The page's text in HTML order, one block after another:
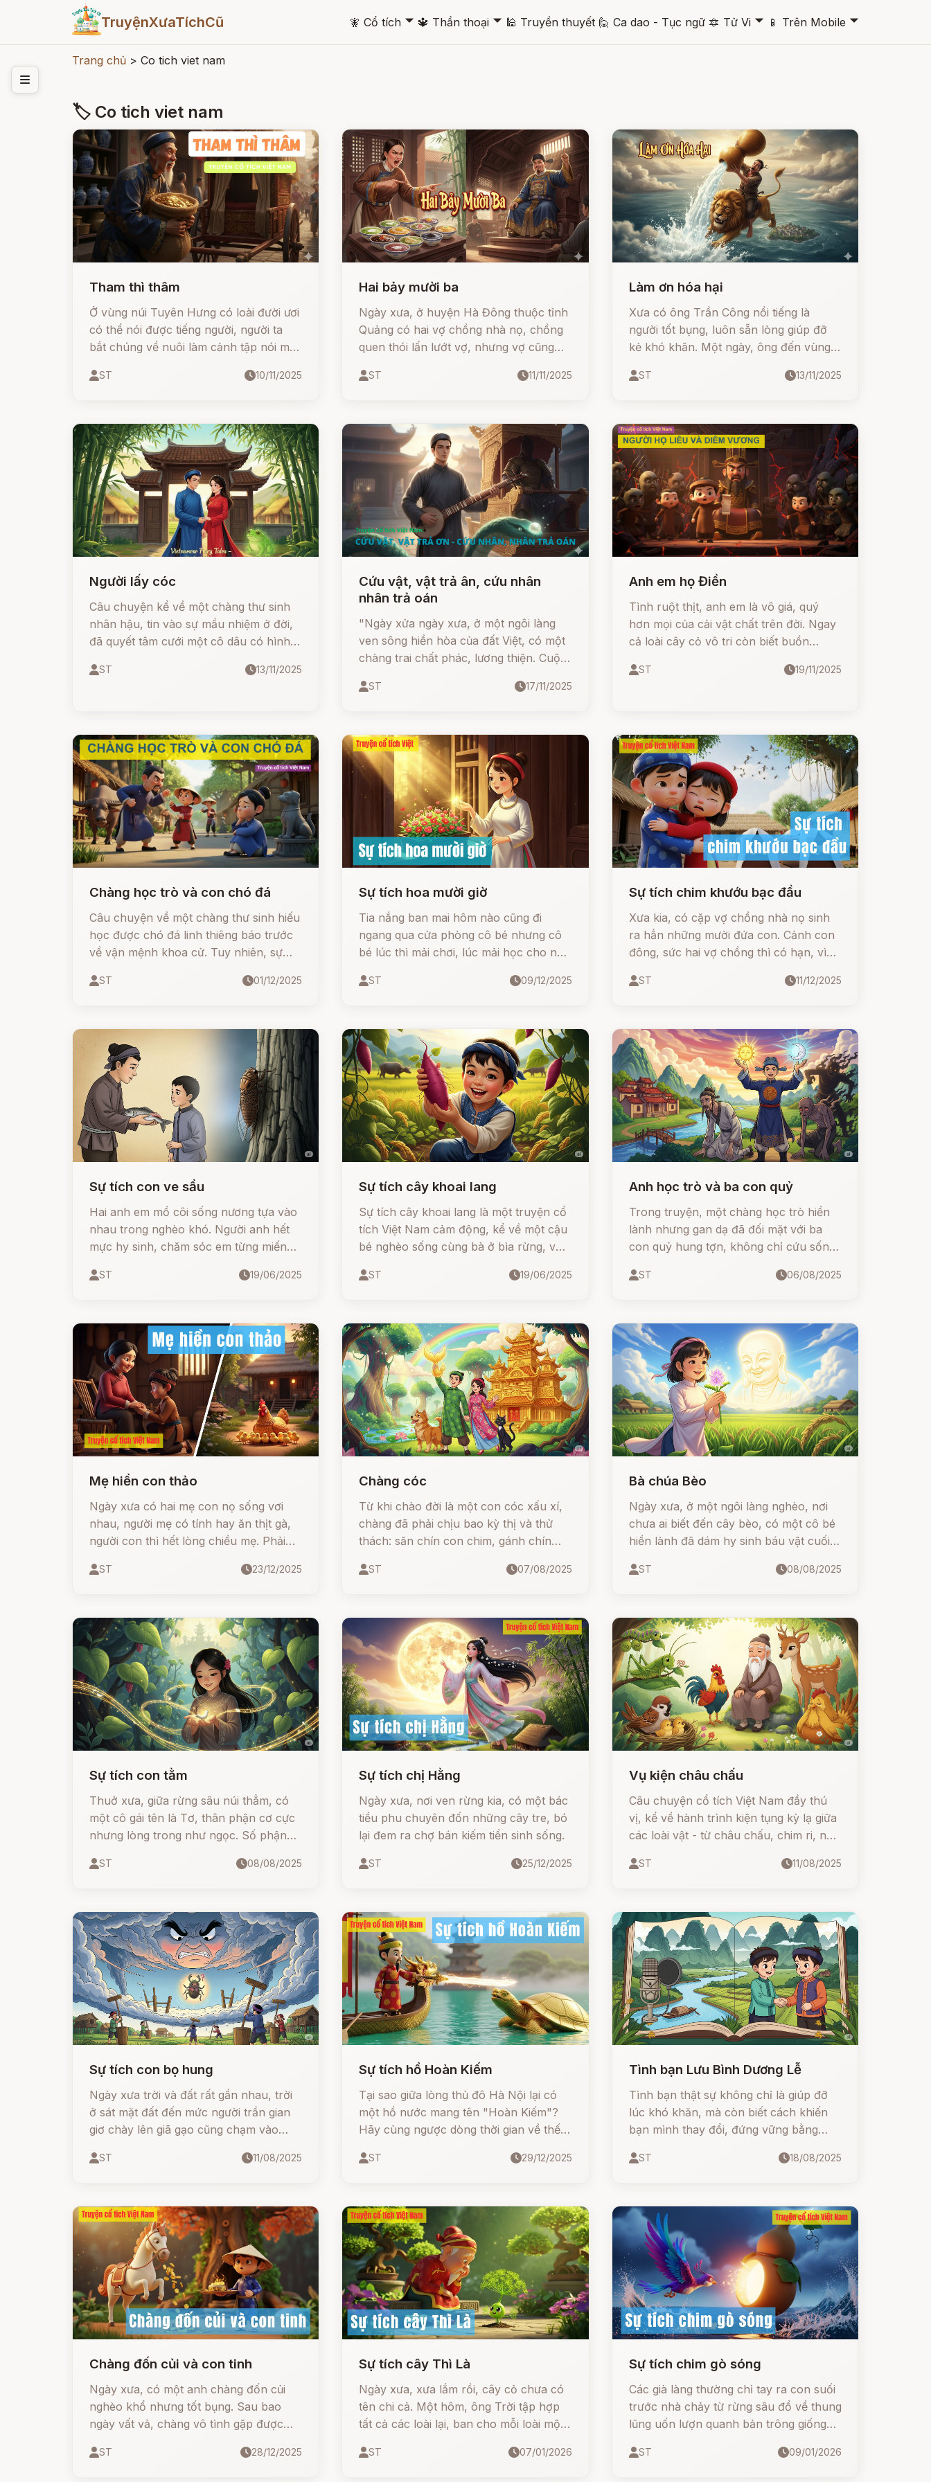
TruyệnXưaTíchCũ 🧚 Cổ tích 🞃 🔱 Thần thoại 🞃 🕌 Truyền thuyết 🙋 Ca dao - Tục ngữ 🔯 Tử Vi 🞃 📱 Trên Mobile 🞃
Trang chủ > Co tich viet nam
🏷 Co tich viet nam
Tham thì thâm
Ở vùng núi Tuyên Hưng có loài đười ươi
có thể nói được tiếng người, người ta
bắt chúng về nuôi làm cảnh tập nói một
ST 10/11/2025
Hai bảy mười ba
Ngày xưa, ở huyện Hà Đông thuộc tỉnh
Quảng có hai vợ chồng nhà nọ, chồng
quen thói lấn lướt vợ, nhưng vợ cũng
ST 11/11/2025
Làm ơn hóa hại
Xưa có ông Trần Công nổi tiếng là
người tốt bụng, luôn sẵn lòng giúp đỡ
kẻ khó khăn. Một ngày, ông đến vùng
nứt nẻ, người dân lầm than. Thương xót
ST 13/11/2025
Người lấy cóc
Câu chuyện kể về một chàng thư sinh
nhân hậu, tin vào sự mầu nhiệm ở đời,
đã quyết tâm cưới một cô dâu có hình
chấp sự chế giễu của người đời và sự
có mỉm cười với người kiên định và có
tấm lòng vàng?
ST 13/11/2025
Cứu vật, vật trả ân, cứu nhân
nhân trả oán
"Ngày xửa ngày xưa, ở một ngôi làng
ven sông hiền hòa của đất Việt, có một
chàng trai chất phác, lương thiện. Cuộc
anh lại rộng mở. Chính tấm lòng ấy đã
đạo lý ở đời: Cứu Vật Vật Trả Ân, Cứu
Nhân Nhân Trả Oán.
ST 17/11/2025
Anh em họ Điền
Tình ruột thịt, anh em là vô giá, quý
hơn mọi của cải vật chất trên đời. Ngay
cả loài cây cỏ vô tri còn biết buồn
con người càng phải biết trân trọng và
ST 19/11/2025
Chàng học trò và con chó đá
Câu chuyện về một chàng thư sinh hiếu
học được chó đá linh thiêng báo trước
về vận mệnh khoa cử. Tuy nhiên, sự
may tiêu tan. Liệu chàng trai có thể lấy
ST 01/12/2025
Sự tích hoa mười giờ
Tia nắng ban mai hôm nào cũng đi
ngang qua cửa phòng cô bé nhưng cô
bé lúc thì mải chơi, lúc mải học cho nên
hướng ra mảnh vườn nhỏ mà ở đó ba
trắng, những bông hoa đó vừa to lại
vừa rực rỡ nhìn rất thích mắt, bàn học
của cô bé sát bên cửa sổ cho nên lúc
nào cũng ngát hương thơm.
ST 09/12/2025
Sự tích chim khướu bạc đầu
Xưa kia, có cặp vợ chồng nhà nọ sinh
ra hẳn những mười đứa con. Cảnh con
đông, sức hai vợ chồng thì có hạn, vì
suốt tháng bị thiếu đói, bữa thì nõn
Nói chung là cả nhà họ chưa từng bao
giờ kiếm được đủ một bữa ăn no.
ST 11/12/2025
Sự tích con ve sầu
Hai anh em mồ côi sống nương tựa vào
nhau trong nghèo khó. Người anh hết
mực hy sinh, chăm sóc em từng miếng
dẫn đến một bi kịch không thể cứu
ST 19/06/2025
Sự tích cây khoai lang
Sự tích cây khoai lang là một truyện cổ
tích Việt Nam cảm động, kể về một cậu
bé nghèo sống cùng bà ở bìa rừng, với
đã được ông Bụt ban tặng một giống
ST 19/06/2025
Anh học trò và ba con quỷ
Trong truyện, một chàng học trò hiền
lành nhưng gan dạ đã đối mặt với ba
con quỷ hung tợn, không chỉ cứu sống
được những báu vật ma thuật kỳ diệu.
ST 06/08/2025
Mẹ hiền con thảo
Ngày xưa có hai mẹ con nọ sống vơi
nhau, người mẹ có tính hay ăn thịt gà,
người con thì hết lòng chiều mẹ. Phải
không muốn ăn gì, chỉ muốn ăn thịt gà.
thì mưa gió, không làm thế nào kiếm
cho ra gà.
ST 23/12/2025
Chàng cóc
Từ khi chào đời là một con cóc xấu xí,
chàng đã phải chịu bao kỳ thị và thử
thách: săn chín con chim, gánh chín
nhờ lòng dũng cảm, nhân hậu, cùng sự
không những vượt qua mọi thử thách
mà còn có được tình yêu, hạnh phúc
và một phép màu thần kỳ: đuôi cá vàng
ước gì được nấy.
ST 07/08/2025
Bà chúa Bèo
Ngày xưa, ở một ngôi làng nghèo, nơi
chưa ai biết đến cây bèo, có một cô bé
hiền lành đã dám hy sinh báu vật cuối
- để cứu cánh đồng lúa khỏi mất mùa.
diệu, giúp cả làng thoát khỏi nạn đói. Về
sau, người dân tôn kính cô là Bà Chúa
Bèo và lập đền thờ tại Thái Bình.
ST 08/08/2025
Sự tích con tằm
Thuở xưa, giữa rừng sâu núi thẳm, có
một cô gái tên là Tơ, thân phận cơ cực
nhưng lòng trong như ngọc. Số phận
thần linh si tình… Và chính từ khổ đau
vàng quý giá cho nhân gian...
ST 08/08/2025
Sự tích chị Hằng
Ngày xưa, nơi ven rừng kia, có một bác
tiều phu chuyên đốn những cây tre, bó
lại đem ra chợ bán kiếm tiền sinh sống.
ST 25/12/2025
Vụ kiện châu chấu
Câu chuyện cổ tích Việt Nam đầy thú
vị, kể về hành trình kiện tụng kỳ lạ giữa
các loài vật - từ châu chấu, chim ri, nai,
ST 11/08/2025
Sự tích con bọ hung
Ngày xưa trời và đất rất gần nhau, trời
ở sát mặt đất đến mức người trần gian
giơ chày lên giã gạo cũng chạm vào
ST 11/08/2025
Sự tích hồ Hoàn Kiếm
Tại sao giữa lòng thủ đô Hà Nội lại có
một hồ nước mang tên "Hoàn Kiếm"?
Hãy cùng ngược dòng thời gian về thế
Câu chuyện bắt đầu từ lưỡi gươm dưới
Tất cả là sự sắp đặt của Đức Long Quân
để cứu lấy giang sơn
ST 29/12/2025
Tình bạn Lưu Bình Dương Lễ
Tình bạn thật sự không chỉ là giúp đỡ
lúc khó khăn, mà còn biết cách khiến
bạn mình thay đổi, đứng vững bằng
ST 18/08/2025
Chàng đốn củi và con tinh
Ngày xưa, có một anh chàng đốn củi
nghèo khổ nhưng tốt bụng. Sau bao
ngày vất vả, chàng vô tình gặp được
những bảo bối thần kỳ: chiếc mâm
ST 28/12/2025
Sự tích cây Thì Là
Ngày xưa, xưa lắm rồi, cây cỏ chưa có
tên chi cả. Một hôm, ông Trời tập hợp
tất cả các loài lại, ban cho mỗi loài một
ST 07/01/2026
Sự tích chim gò sóng
Các già làng thường chỉ tay ra con suối
trước nhà chảy từ rừng sâu đổ về thung
lũng uốn lượn quanh bản trông giống
chuyện về con nước hiền, con nước dữ.
ST 09/01/2026